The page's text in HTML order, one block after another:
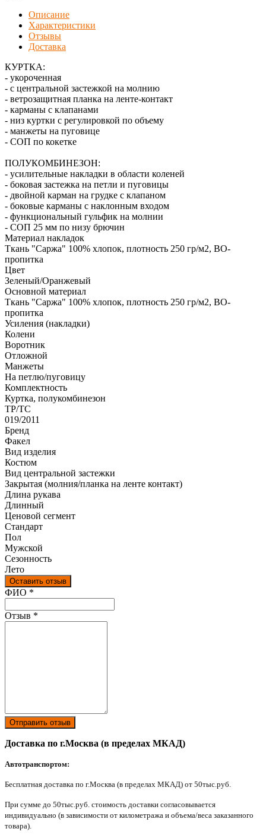
Описание
Характеристики
Отзывы
Доставка
КУРТКА:
- укороченная
- с центральной застежкой на молнию
- ветрозащитная планка на ленте-контакт
- карманы с клапанами
- низ куртки с регулировкой по объему
- манжеты на пуговице
- СОП по кокетке
ПОЛУКОМБИНЕЗОН:
- усилительные накладки в области коленей
- боковая застежка на петли и пуговицы
- двойной карман на грудке с клапаном
- боковые карманы с наклонным входом
- функциональный гульфик на молнии
- СОП 25 мм по низу брючин
Материал накладок
Ткань "Саржа" 100% хлопок, плотность 250 гр/м2, ВО-
пропитка
Цвет
Зеленый/Оранжевый
Основной материал
Ткань "Саржа" 100% хлопок, плотность 250 гр/м2, ВО-
пропитка
Усиления (накладки)
Колени
Воротник
Отложной
Манжеты
На петлю/пуговицу
Комплектность
Куртка, полукомбинезон
ТР/ТС
019/2011
Бренд
Факел
Вид изделия
Костюм
Вид центральной застежки
Закрытая (молния/планка на ленте контакт)
Длина рукава
Длинный
Ценовой сегмент
Стандарт
Пол
Мужской
Сезонность
Лето
Оставить отзыв
Ваш отзыв был отправлен!
ФИО *
Отзыв *
Отправить отзыв
Доставка по г.Москва (в пределах МКАД)
Автотранспортом:
Бесплатная доставка по г.Москва (в пределах МКАД) от 50тыс.руб.
При сумме до 50тыс.руб. стоимость доставки согласовывается
индивидуально (в зависимости от километража и объема/веса заказанного
товара).